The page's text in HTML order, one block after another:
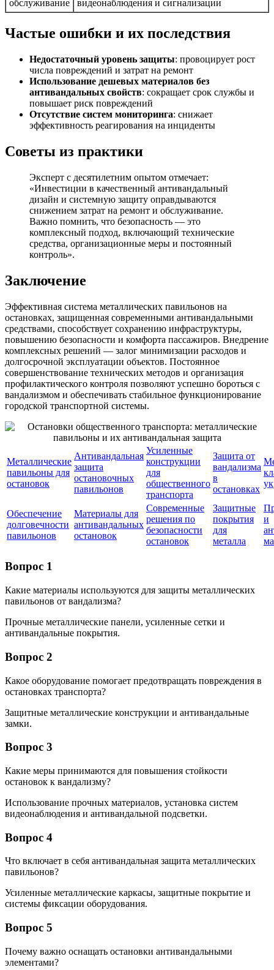
обслуживание видеонаблюдения и сигнализации
Частые ошибки и их последствия
Недостаточный уровень защиты: провоцирует рост
числа повреждений и затрат на ремонт
Использование дешевых материалов без
антивандальных свойств: сокращает срок службы и
повышает риск повреждений
Отсутствие систем мониторинга: снижает
эффективность реагирования на инциденты
Советы из практики
Эксперт с десятилетним опытом отмечает:
«Инвестиции в качественный антивандальный
дизайн и системную защиту оправдываются
снижением затрат на ремонт и обслуживание.
Важно помнить, что безопасность — это
комплексный подход, включающий технические
средства, организационные меры и постоянный
контроль».
Заключение
Эффективная система металлических павильонов на
остановках, защищенная современными антивандальными
средствами, способствует сохранению инфраструктуры,
повышению безопасности и комфорта пассажиров. Внедрение
комплексных решений — залог минимизации расходов и
долгосрочной эксплуатации объектов. Постоянное
совершенствование технических методов и организация
профилактического контроля позволяют успешно бороться с
вандализмом и обеспечивать стабильное функционирование
городской транспортной системы.
Металлические
павильоны для
остановок
Антивандальная
защита
остановочных
павильонов
Усиленные
конструкции
для
общественного
транспорта
Защита от
вандализма
в
остановках
Обеспечение
долговечности
павильонов
Материалы для
антивандальных
остановок
Современные
решения по
безопасности
остановок
Защитные
покрытия
для
металла
и
Вопрос 1
Какие материалы используются для защиты металлических
павильонов от вандализма?
Прочные металлические панели, усиленные сетки и
антивандальные покрытия.
Вопрос 2
Какое оборудование помогает предотвращать повреждения в
остановках транспорта?
Защитные металлические конструкции и антивандальные
замки.
Вопрос 3
Какие меры принимаются для повышения стойкости
остановок к вандализму?
Использование прочных материалов, установка систем
видеонаблюдения и антивандальной подсветки.
Вопрос 4
Что включает в себя антивандальная защита металлических
павильонов?
Усиленные металлические каркасы, защитные покрытие и
системы фиксации оборудования.
Вопрос 5
Почему важно оснащать остановки антивандальными
элементами?